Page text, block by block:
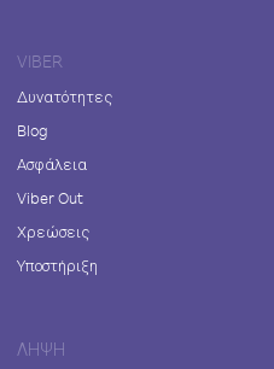
VIBER
Δυνατότητες
Blog
Ασφάλεια
Viber Out
Χρεώσεις
Υποστήριξη
ΛΉΨΗ